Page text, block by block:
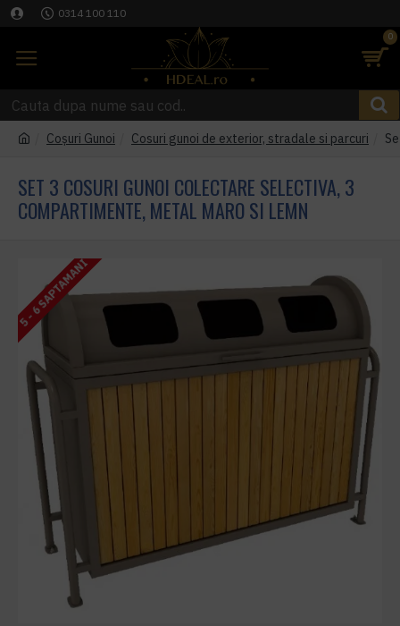
0314 100 110
0
Coşuri Gunoi Cosuri gunoi de exterior, stradale si parcuri
SET 3 COSURI GUNOI COLECTARE SELECTIVA, 3
COMPARTIMENTE, METAL MARO SI LEMN
5 - 6 SAPTAMANI